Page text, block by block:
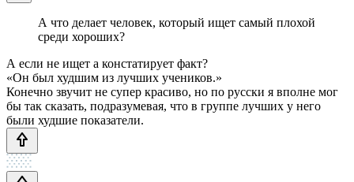
А что делает человек, который ищет самый плохой
среди хороших?
А если не ищет а констатирует факт?
«Он был худшим из лучших учеников.»
Конечно звучит не супер красиво, но по русски я вполне мог
бы так сказать, подразумевая, что в группе лучших у него
были худшие показатели.